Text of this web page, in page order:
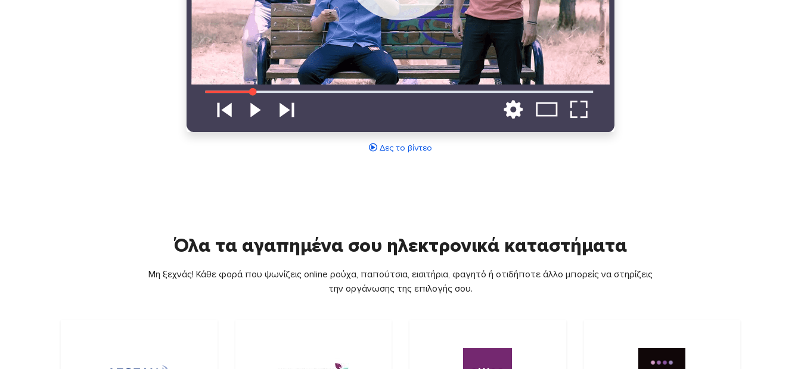
Δες το βίντεο
Όλα τα αγαπημένα σου ηλεκτρονικά καταστήματα
Μη ξεχνάς! Κάθε φορά που ψωνίζεις online ρούχα, παπούτσια, εισιτήρια, φαγητό ή οτιδήποτε άλλο μπορείς να στηρίζεις
την οργάνωσης της επιλογής σου.